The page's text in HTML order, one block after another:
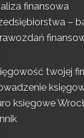
finansowa
–
twojej
księgowe